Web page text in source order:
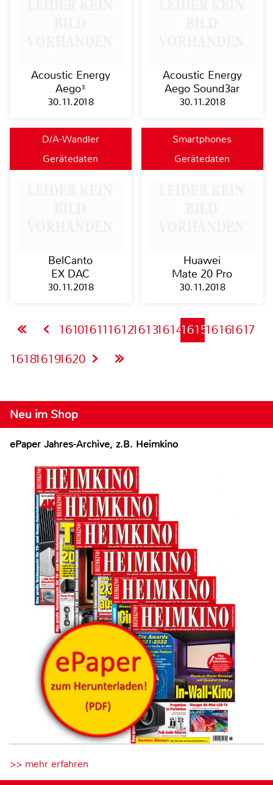
Acoustic Energy
Aego³
30.11.2018
Acoustic Energy
Aego Sound3ar
30.11.2018
D/A-Wandler
Gerätedaten
BelCanto
EX DAC
30.11.2018
Smartphones
Gerätedaten
Huawei
Mate 20 Pro
30.11.2018
16101611161216131614161516161617
161816191620
Neu im Shop
ePaper Jahres-Archive, z.B. Heimkino
>> mehr erfahren